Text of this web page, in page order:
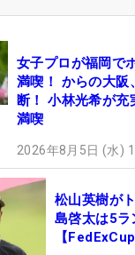
女子プロが福岡で
満喫！ からの大阪
断！ 小林光希が充
満喫
2026年8月5日 (水)
松山英樹が
島啓太は5ラ
【